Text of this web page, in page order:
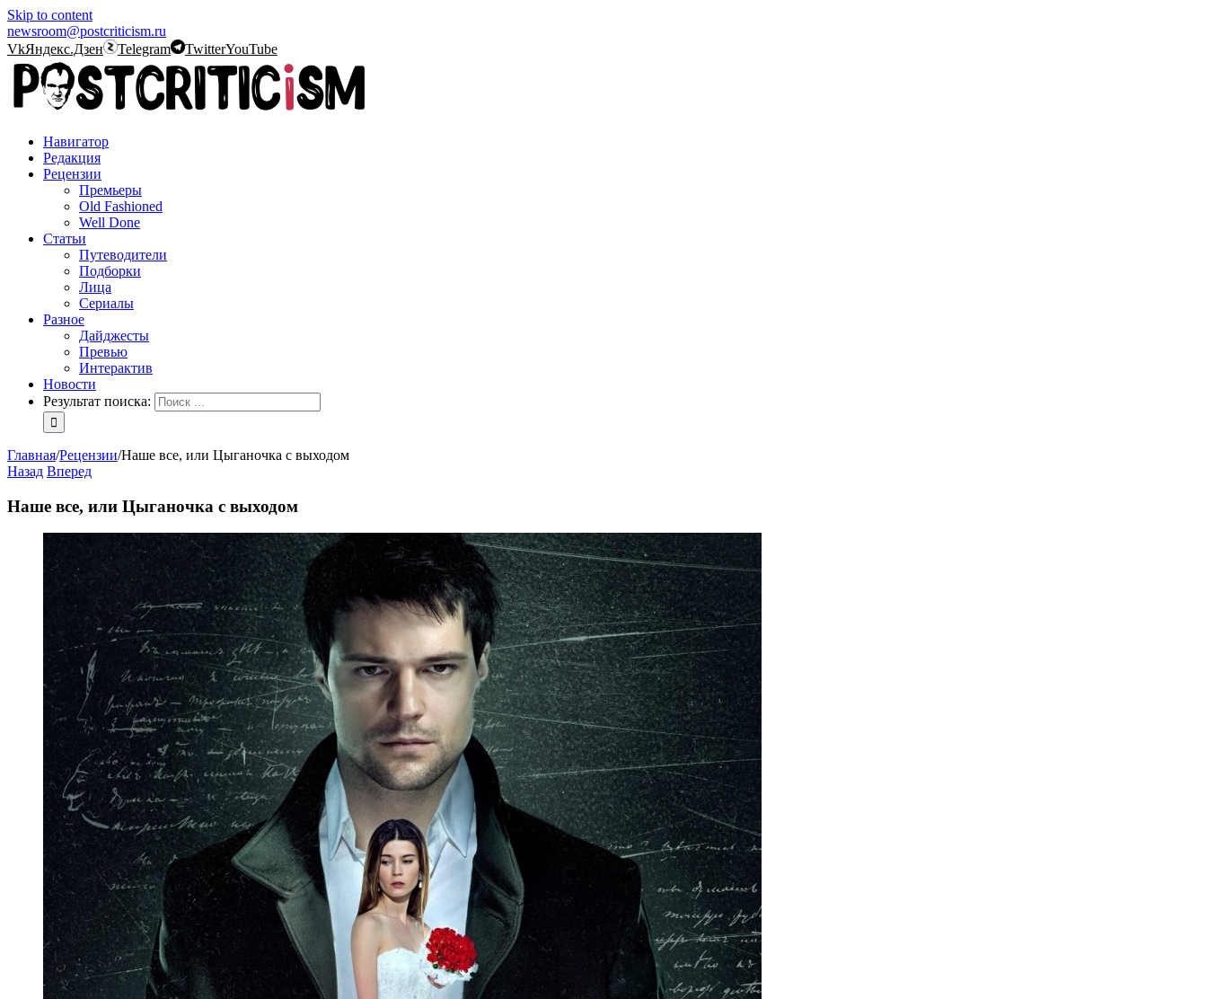
Skip to content
newsroom@postcriticism.ru
VkЯндекс.Дзен Telegram TwitterYouTube
Навигатор
Редакция
Рецензии
Премьеры
Old Fashioned
Well Done
Статьи
Путеводители
Подборки
Лица
Сериалы
Разное
Дайджесты
Превью
Интерактив
Новости
Результат поиска:
Главная/Рецензии/Наше все, или Цыганочка с выходом
Назад Вперед
Наше все, или Цыганочка с выходом